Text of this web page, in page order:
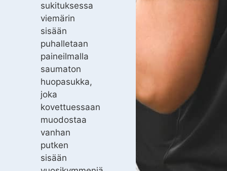
sukituksessa
viemärin
sisään
puhalletaan
paineilmalla
saumaton
huopasukka,
joka
kovettuessaan
muodostaa
vanhan
putken
sisään